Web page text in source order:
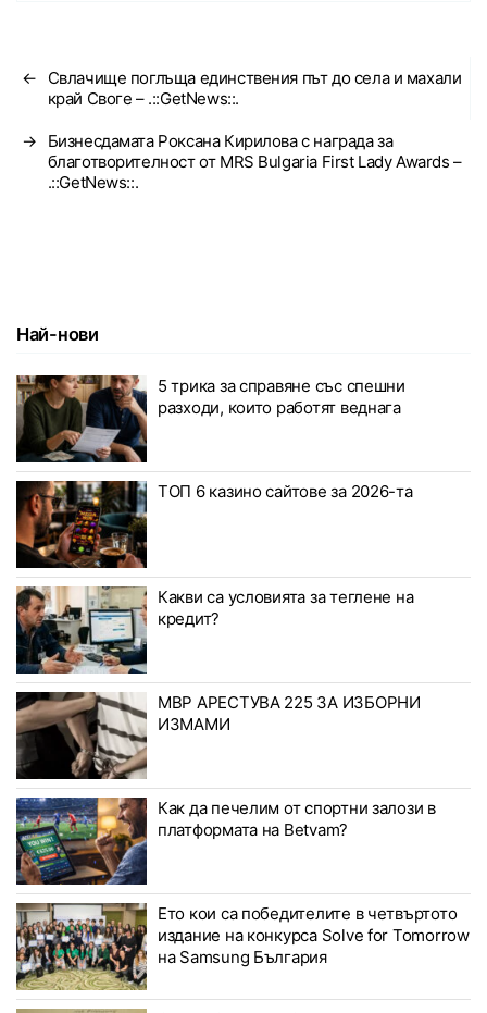
←
Свлачище поглъща единствения път до села и махали
край Своге – .::GetNews::.
→
Бизнесдамата Роксана Кирилова с награда за
благотворителност от MRS Bulgaria First Lady Awards –
.::GetNews::.
Най-нови
5 трика за справяне със спешни
разходи, които работят веднага
ТОП 6 казино сайтове за 2026-та
Какви са условията за теглене на
кредит?
МВР АРЕСТУВА 225 ЗА ИЗБОРНИ
ИЗМАМИ
Как да печелим от спортни залози в
платформата на Betvam?
Ето кои са победителите в четвъртото
издание на конкурса Solve for Tomorrow
на Samsung България